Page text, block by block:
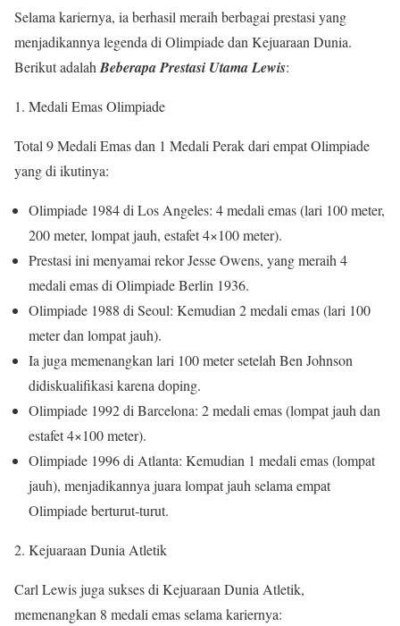
Selama kariernya, ia berhasil meraih berbagai prestasi yang
menjadikannya legenda di Olimpiade dan Kejuaraan Dunia.
Berikut adalahBeberapa Prestasi Utama Lewis:
1. Medali Emas Olimpiade
Total 9 Medali Emas dan 1 Medali Perak dari empat Olimpiade
yang di ikutinya:
Olimpiade 1984 di Los Angeles: 4 medali emas (lari 100 meter,
200 meter, lompat jauh, estafet 4×100 meter).
Prestasi ini menyamai rekor Jesse Owens, yang meraih 4
medali emas di Olimpiade Berlin 1936.
Olimpiade 1988 di Seoul: Kemudian 2 medali emas (lari 100
meter dan lompat jauh).
Ia juga memenangkan lari 100 meter setelah Ben Johnson
didiskualifikasi karena doping.
Olimpiade 1992 di Barcelona: 2 medali emas (lompat jauh dan
estafet 4×100 meter).
Olimpiade 1996 di Atlanta: Kemudian 1 medali emas (lompat
jauh), menjadikannya juara lompat jauh selama empat
Olimpiade berturut-turut.
2. Kejuaraan Dunia Atletik
Carl Lewis juga sukses di Kejuaraan Dunia Atletik,
memenangkan 8 medali emas selama kariernya: